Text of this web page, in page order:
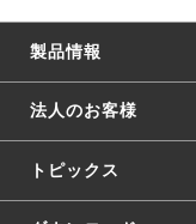
製品情報
法人のお客様
トピックス